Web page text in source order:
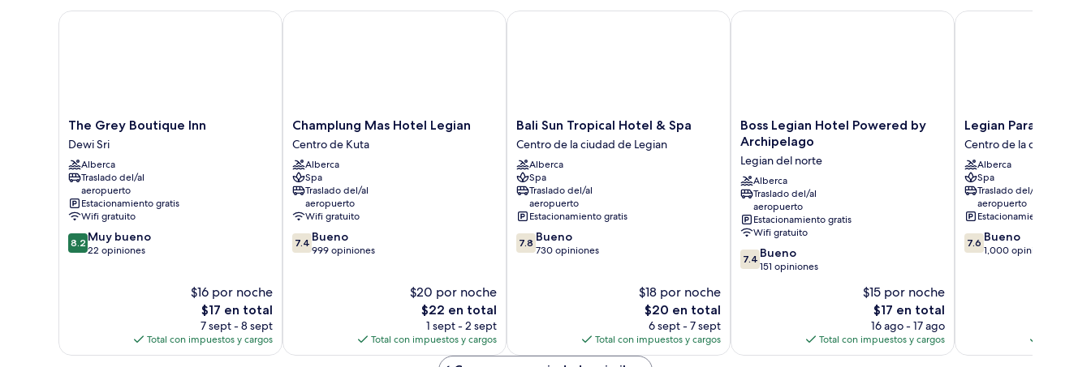
The
Grey
Boutique
Inn
Dewi
Sri
The Grey Boutique Inn
Dewi Sri
Alberca
Traslado del/al
aeropuerto
Estacionamiento gratis
Wifi gratuito
8.2
de
8.2 Muy bueno
22 opiniones
$16 por noche
El
precio
actual
es
$17 en total
7 sept - 8 sept
Total con impuestos y cargos
The Grey Boutique Inn
Champlung
Mas
Hotel
Legian
Centro
de
Kuta
Champlung Mas Hotel Legian
Centro de Kuta
Alberca
Spa
Traslado del/al
aeropuerto
Wifi gratuito
7.4
de
7.4 Bueno
999 opiniones
$20 por noche
El
precio
actual
es
$22 en total
1 sept - 2 sept
Total con impuestos y cargos
Champlung Mas Hotel Legian
Bali
Sun
Tropical
Hotel
&
Spa
Centro
de
la
ciudad
Bali Sun Tropical Hotel & Spa
Centro de la ciudad de Legian
Alberca
Spa
Traslado del/al
aeropuerto
Estacionamiento gratis
7.8
de
7.8 Bueno
730 opiniones
$18 por noche
El
precio
actual
es
$20 en total
6 sept - 7 sept
Total con impuestos y cargos
Bali Sun Tropical Hotel & Spa
Boss
Legian
Powered
by
Archipelago
Legian
del
norte
Boss Legian Hotel Powered by
Archipelago
Legian del norte
Alberca
Traslado del/al
aeropuerto
Estacionamiento gratis
Wifi gratuito
7.4
de
7.4 Bueno
151 opiniones
$15 por noche
El
precio
actual
es
$17 en total
16 ago - 17 ago
Total con impuestos y cargos
Boss Legian Hotel Powered by Archipelago
Legian
Paradiso
Hotel
Centro
de
la
ciudad
de
Legian
Legian Paradiso
Centro de la ciudad de
Alberca
Spa
Traslado del/al
aeropuerto
Estacionamiento gratis
7.6
de
7.6 Bueno
1,000 opiniones
Legian Paradiso Hotel